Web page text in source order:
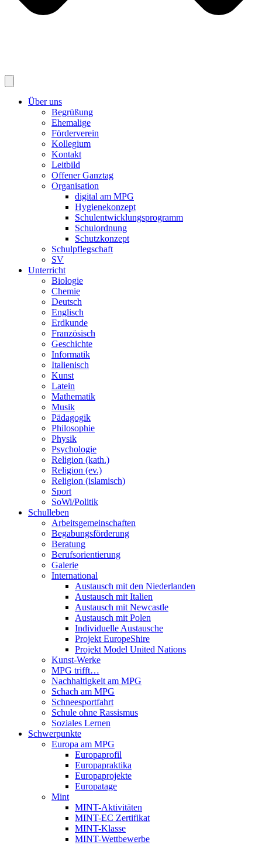
Über uns
Begrüßung
Ehemalige
Förderverein
Kollegium
Kontakt
Leitbild
Offener Ganztag
Organisation
digital am MPG
Hygienekonzept
Schulentwicklungsprogramm
Schulordnung
Schutzkonzept
Schulpflegschaft
SV
Unterricht
Biologie
Chemie
Deutsch
Englisch
Erdkunde
Französisch
Geschichte
Informatik
Italienisch
Kunst
Latein
Mathematik
Musik
Pädagogik
Philosophie
Physik
Psychologie
Religion (kath.)
Religion (ev.)
Religion (islamisch)
Sport
SoWi/Politik
Schulleben
Arbeitsgemeinschaften
Begabungsförderung
Beratung
Berufsorientierung
Galerie
International
Austausch mit den Niederlanden
Austausch mit Italien
Austausch mit Newcastle
Austausch mit Polen
Individuelle Austausche
Projekt EuropeShire
Projekt Model United Nations
Kunst-Werke
MPG trifft…
Nachhaltigkeit am MPG
Schach am MPG
Schneesportfahrt
Schule ohne Rassismus
Soziales Lernen
Schwerpunkte
Europa am MPG
Europaprofil
Europapraktika
Europaprojekte
Europatage
Mint
MINT-Aktivitäten
MINT-EC Zertifikat
MINT-Klasse
MINT-Wettbewerbe